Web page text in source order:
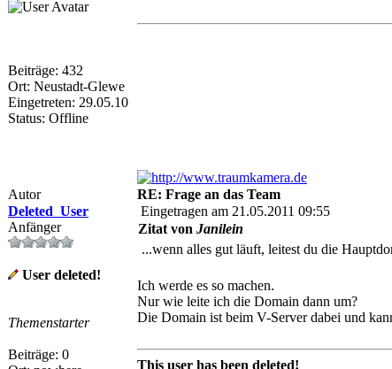
Beiträge: 432
Ort: Neustadt-Glewe
Eingetreten: 29.05.10
Status: Offline
Autor RE: Frage an das Team
Deleted_User
Anfänger
User deleted!
Themenstarter
Beiträge: 0
Eingetragen am 21.05.2011 09:55
Zitat von Janilein
...wenn alles gut läuft, leitest du die
Ich werde es so machen.
Nur wie leite ich die Domain dann um?
Die Domain ist beim V-Server dabei und
This user has been deleted!